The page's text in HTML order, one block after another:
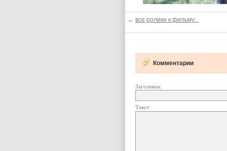
← все ролики к фильму...
Комментарии
Заголовок:
Текст: